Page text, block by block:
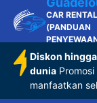
CAR
(PANDUAN
Diskon
dunia
manfaatkan